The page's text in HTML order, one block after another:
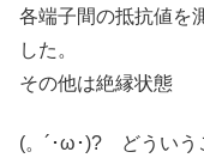
各端子間の抵抗値を
した。
その他は絶縁状態
(。´･ω･)? どういう